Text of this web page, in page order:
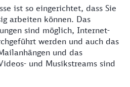
ist so eingerichtet, dass Sie
arbeiten können. Das
sind möglich, Internet-
werden und auch das
und das
und Musikstreams sind